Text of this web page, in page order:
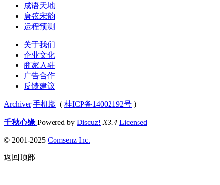
成语天地
唐弦宋韵
运程预测
关于我们
企业文化
商家入驻
广告合作
反馈建议
Archiver|手机版| ( 桂ICP备14002192号 )
千秋心缘 Powered by Discuz! X3.4 Licensed
© 2001-2025 Comsenz Inc.
返回顶部